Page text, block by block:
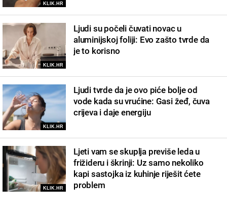
KLIK.HR
KLIK.HR
Ljudi su počeli čuvati novac u
aluminijskoj foliji: Evo zašto tvrde da
je to korisno
KLIK.HR
Ljudi tvrde da je ovo piće bolje od
vode kada su vrućine: Gasi žeđ, čuva
crijeva i daje energiju
KLIK.HR
Ljeti vam se skuplja previše leda u
frižideru i škrinji: Uz samo nekoliko
kapi sastojka iz kuhinje riješit ćete
problem